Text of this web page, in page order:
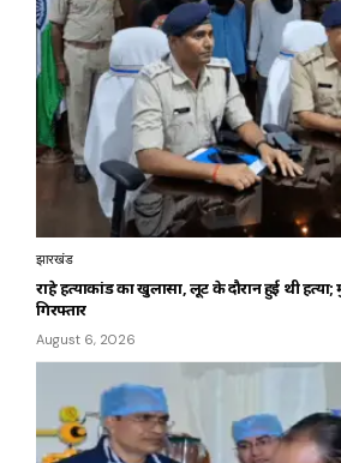
झारखंड
राहे हत्याकांड का खुलासा, लूट के दौरान हुई थी
गिरफ्तार
August 6, 2026